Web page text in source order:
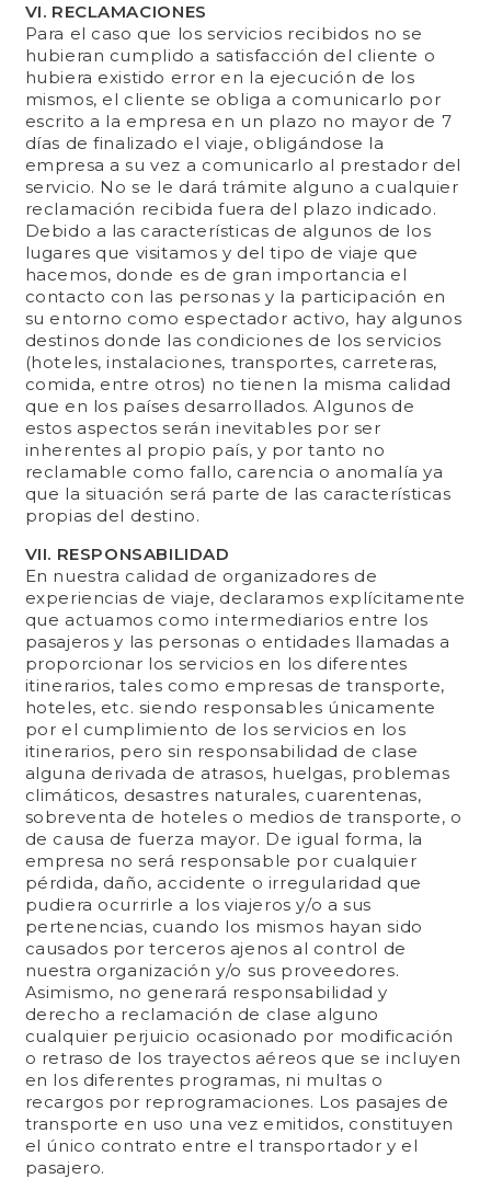
VI. RECLAMACIONES
Para el caso que los servicios recibidos no se
hubieran cumplido a satisfacción del cliente o
hubiera existido error en la ejecución de los
mismos, el cliente se obliga a comunicarlo por
escrito a la empresa en un plazo no mayor de 7
días de finalizado el viaje, obligándose la
empresa a su vez a comunicarlo al prestador del
servicio. No se le dará trámite alguno a cualquier
reclamación recibida fuera del plazo indicado.
Debido a las características de algunos de los
lugares que visitamos y del tipo de viaje que
hacemos, donde es de gran importancia el
contacto con las personas y la participación en
su entorno como espectador activo, hay algunos
destinos donde las condiciones de los servicios
(hoteles, instalaciones, transportes, carreteras,
comida, entre otros) no tienen la misma calidad
que en los países desarrollados. Algunos de
estos aspectos serán inevitables por ser
inherentes al propio país, y por tanto no
reclamable como fallo, carencia o anomalía ya
que la situación será parte de las características
propias del destino.
VII. RESPONSABILIDAD
En nuestra calidad de organizadores de
experiencias de viaje, declaramos explícitamente
que actuamos como intermediarios entre los
pasajeros y las personas o entidades llamadas a
proporcionar los servicios en los diferentes
itinerarios, tales como empresas de transporte,
hoteles, etc. siendo responsables únicamente
por el cumplimiento de los servicios en los
itinerarios, pero sin responsabilidad de clase
alguna derivada de atrasos, huelgas, problemas
climáticos, desastres naturales, cuarentenas,
sobreventa de hoteles o medios de transporte, o
de causa de fuerza mayor. De igual forma, la
empresa no será responsable por cualquier
pérdida, daño, accidente o irregularidad que
pudiera ocurrirle a los viajeros y/o a sus
pertenencias, cuando los mismos hayan sido
causados por terceros ajenos al control de
nuestra organización y/o sus proveedores.
Asimismo, no generará responsabilidad y
derecho a reclamación de clase alguno
cualquier perjuicio ocasionado por modificación
o retraso de los trayectos aéreos que se incluyen
en los diferentes programas, ni multas o
recargos por reprogramaciones. Los pasajes de
transporte en uso una vez emitidos, constituyen
el único contrato entre el transportador y el
pasajero.